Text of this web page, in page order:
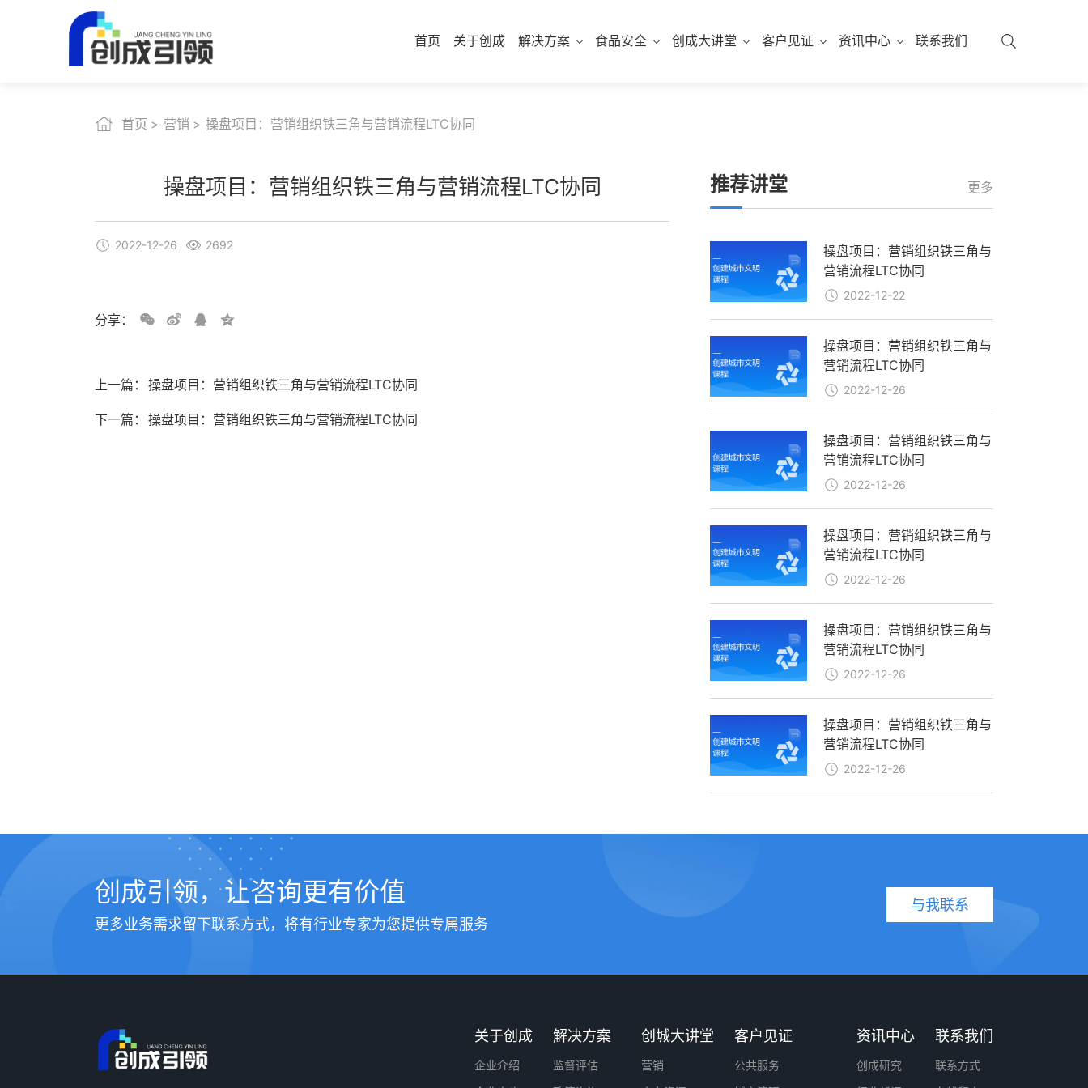
首页 关于创成 解决方案 食品安全 创成大讲堂 客户见证 资讯中心 联系我们
首页 营销 操盘项目：营销组织铁三角与营销流程LTC协同
操盘项目：营销组织铁三角与营销流程LTC协同
2022-12-26 2692
分享：
上一篇： 操盘项目：营销组织铁三角与营销流程LTC协同
下一篇： 操盘项目：营销组织铁三角与营销流程LTC协同
推荐讲堂 更多
操盘项目：营销组织铁三角与
营销流程LTC协同
2022-12-22
操盘项目：营销组织铁三角与
营销流程LTC协同
2022-12-26
操盘项目：营销组织铁三角与
营销流程LTC协同
2022-12-26
操盘项目：营销组织铁三角与
营销流程LTC协同
2022-12-26
操盘项目：营销组织铁三角与
营销流程LTC协同
2022-12-26
操盘项目：营销组织铁三角与
营销流程LTC协同
2022-12-26
创成引领，让咨询更有价值
更多业务需求留下联系方式，将有行业专家为您提供专属服务
与我联系
关于创成
企业介绍
解决方案
监督评估
创城大讲堂
营销
客户见证
公共服务
资讯中心
创成研究
联系我们
联系方式